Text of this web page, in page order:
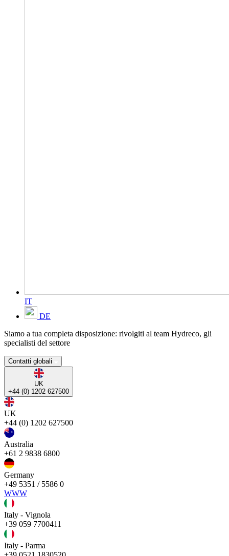
IT
DE
Siamo a tua completa disposizione: rivolgiti al team Hydreco, gli
specialisti del settore
Contatti globali
UK
+44 (0) 1202 627500
UK
+44 (0) 1202 627500
Australia
+61 2 9838 6800
Germany
+49 5351 / 5586 0
WWW
Italy - Vignola
+39 059 7700411
Italy - Parma